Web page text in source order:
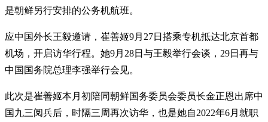
是朝鲜另行安排的公务机航班。
应中国外长王毅邀请，崔善姬9月27日搭乘专机抵达北京首都
机场，开启访华行程。她9月28日与王毅举行会谈，29日再与
中国国务院总理李强举行会见。
此次是崔善姬本月初陪同朝鲜国务委员会委员长金正恩出席中
国九三阅兵后，时隔三周再次访华，也是她自2022年6月就职